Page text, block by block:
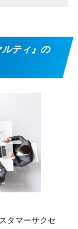
ルティ』の
タマーサクセ